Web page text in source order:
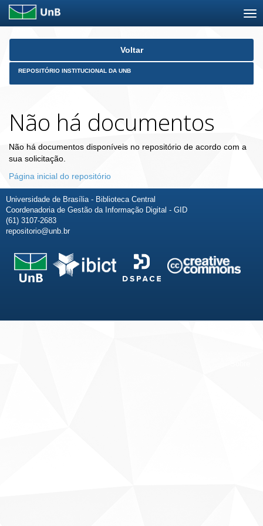
Skip
Voltar
REPOSITÓRIO INSTITUCIONAL DA UNB
Não há documentos
Não há documentos disponíveis no repositório de acordo com a
sua solicitação.
Página inicial do repositório
Universidade de Brasília - Biblioteca Central
Coordenadoria de Gestão da Informação Digital - GID
(61) 3107-2683
repositorio@unb.br